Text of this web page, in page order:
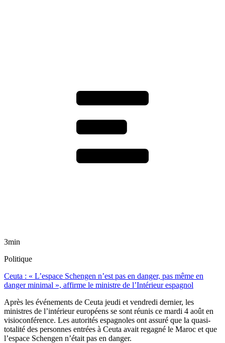
3min
Politique
Ceuta : « L’espace Schengen n’est pas en danger, pas même en
danger minimal », affirme le ministre de l’Intérieur espagnol
Après les événements de Ceuta jeudi et vendredi dernier, les
ministres de l’intérieur européens se sont réunis ce mardi 4 août en
visioconférence. Les autorités espagnoles ont assuré que la quasi-
totalité des personnes entrées à Ceuta avait regagné le Maroc et que
l’espace Schengen n’était pas en danger.